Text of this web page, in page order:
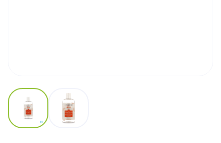
View larger imageView larger image